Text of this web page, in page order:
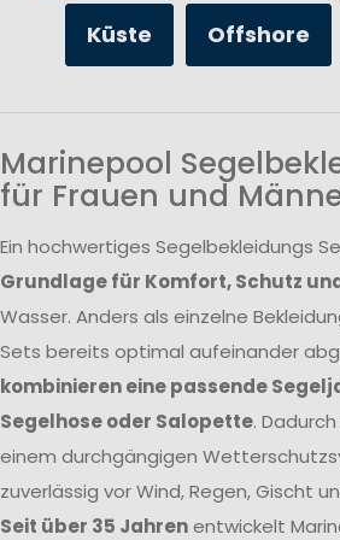
Küste Offshore
Marinepool
für Frauen und
Ein hochwertiges Segelbekleidungs
Grundlage für Komfort, Schutz
Wasser. Anders als einzelne
Sets bereits optimal aufeinander
kombinieren eine passende
Segelhose oder Salopette.
einem durchgängigen
zuverlässig vor Wind, Regen, Gischt
Seit über 35 Jahrenentwickelt